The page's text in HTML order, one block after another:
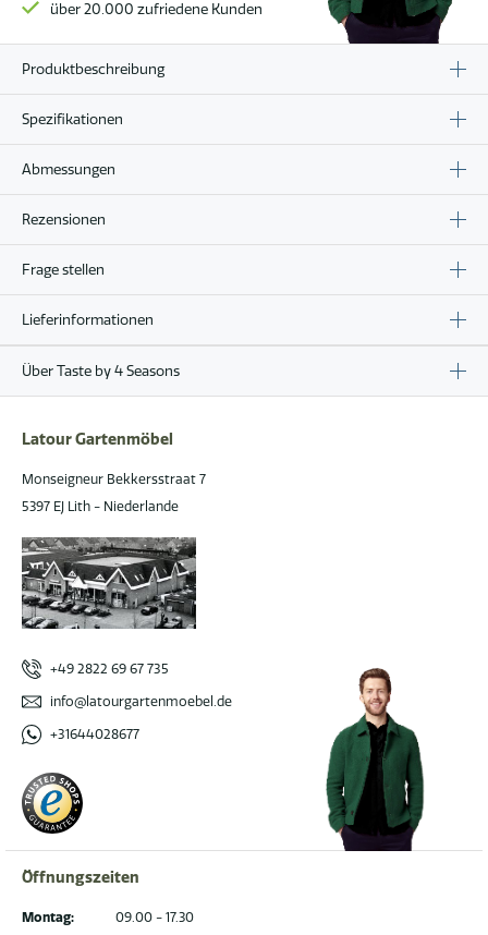
über 20.000 zufriedene Kunden
Produktbeschreibung
Spezifikationen
Abmessungen
Rezensionen
Frage stellen
Lieferinformationen
Über Taste by 4 Seasons
Latour Gartenmöbel
Monseigneur Bekkersstraat 7
5397 EJ Lith - Niederlande
+49 2822 69 67 735
info@latourgartenmoebel.de
+31644028677
Öffnungszeiten
Montag:
09.00 - 17.30